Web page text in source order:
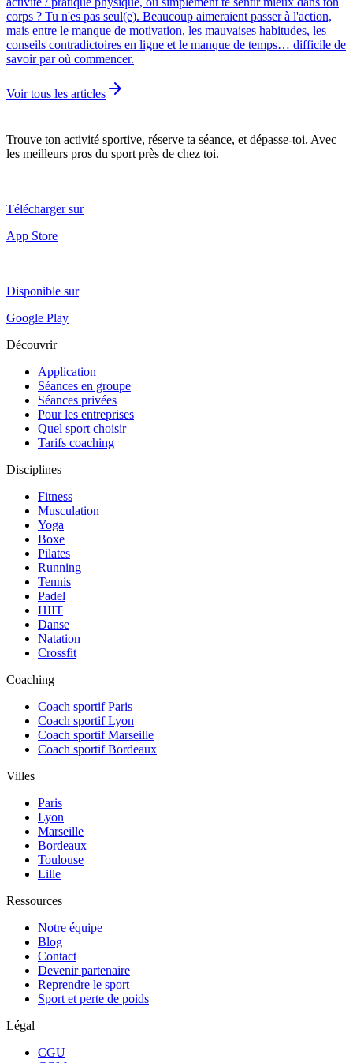
corps ? Tu n'es pas seul(e). Beaucoup aimeraient passer à l'action,
mais entre le manque de motivation, les mauvaises habitudes, les
conseils contradictoires en ligne et le manque de temps… difficile de
savoir par où commencer.
Voir tous les articles arrow_forward
Trouve ton activité sportive, réserve ta séance, et dépasse-toi. Avec
les meilleurs pros du sport près de chez toi.
Télécharger sur
App Store
Disponible sur
Google Play
Découvrir
Application
Séances en groupe
Séances privées
Pour les entreprises
Quel sport choisir
Tarifs coaching
Disciplines
Fitness
Musculation
Yoga
Boxe
Pilates
Running
Tennis
Padel
HIIT
Danse
Natation
Crossfit
Coaching
Coach sportif Paris
Coach sportif Lyon
Coach sportif Marseille
Coach sportif Bordeaux
Villes
Paris
Lyon
Marseille
Bordeaux
Toulouse
Lille
Ressources
Notre équipe
Blog
Contact
Devenir partenaire
Reprendre le sport
Sport et perte de poids
Légal
CGU